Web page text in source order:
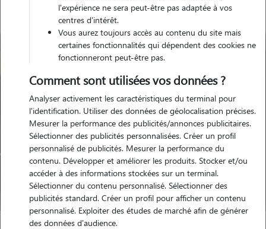
l'expérience ne sera peut-être pas adaptée à vos
centres d'intérêt.
Vous aurez toujours accès au contenu du site mais
certaines fonctionnalités qui dépendent des cookies ne
fonctionneront peut-être pas.
Comment sont utilisées vos données ?
Analyser activement les caractéristiques du terminal pour
l'identification. Utiliser des données de géolocalisation précises.
Mesurer la performance des publicités/annonces publicitaires.
Sélectionner des publicités personnalisées. Créer un profil
personnalisé de publicités. Mesurer la performance du
contenu. Développer et améliorer les produits. Stocker et/ou
accéder à des informations stockées sur un terminal.
Sélectionner du contenu personnalisé. Sélectionner des
publicités standard. Créer un profil pour afficher un contenu
personnalisé. Exploiter des études de marché afin de générer
des données d'audience.